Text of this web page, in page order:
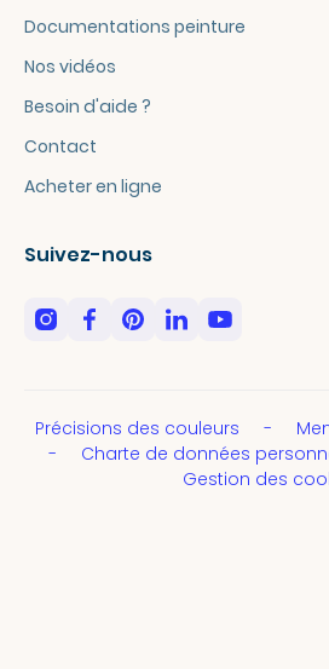
Documentations peinture
Nos vidéos
Besoin d'aide ?
Contact
Acheter en ligne
Suivez-nous
Précisions des couleurs
Charte de données
Gestion des